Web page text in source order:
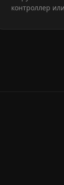
контроллер